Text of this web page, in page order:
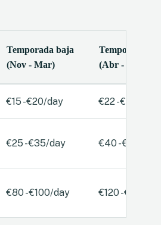
Temporada baja
(Nov - Mar)
Temporada
(Abr - May,
€15 - €20/day €22 - €30/day
€25 - €35/day €40 - €55/day
€80 - €100/day €120 - €150/